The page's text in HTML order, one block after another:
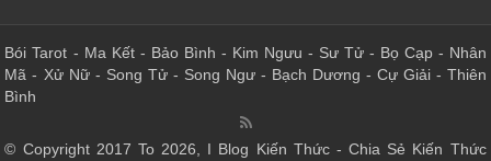
Bói Tarot - Ma Kết- Bảo Bình - Kim Ngưu - Sư Tử- Bọ Cạp- Nhân
Mã - Xử Nữ- Song Tử- Song Ngư- Bạch Dương - Cự Giải- Thiên
Bình
© Copyright 2017 To 2026, I Blog Kiến Thức - Chia Sẻ Kiến Thức